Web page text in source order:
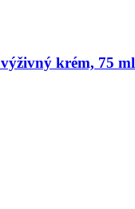
krém, 75 ml